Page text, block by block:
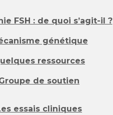
FSH : de quoi s’agit-il ?
génétique
ressources
de soutien
essais cliniques